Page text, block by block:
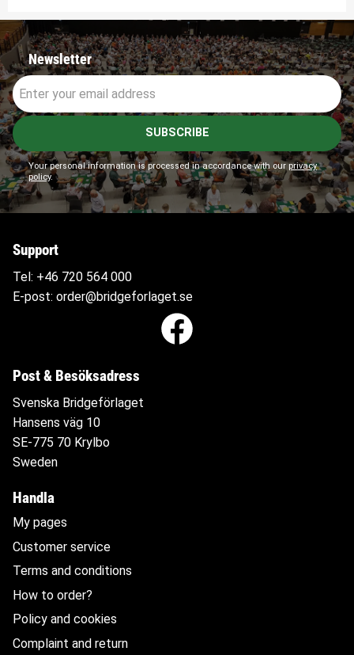
Newsletter
SUBSCRIBE
Your personal information is processed in accordance with ourprivacy
policy.
Support
Tel: +46 720 564 000
E-post: order@bridgeforlaget.se
Post & Besöksadress
Svenska Bridgeförlaget
Hansens väg 10
SE-775 70 Krylbo
Sweden
Handla
My pages
Customer service
Terms and conditions
How to order?
Policy and cookies
Complaint and return